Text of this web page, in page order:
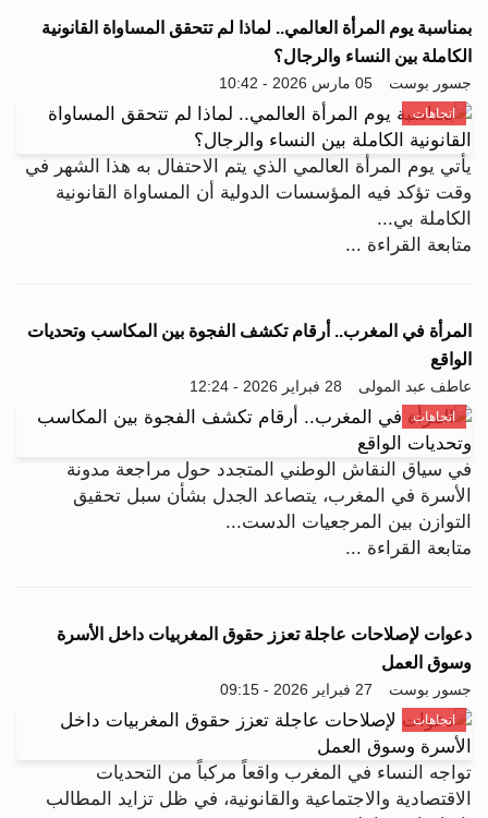
بمناسبة يوم المرأة العالمي.. لماذا لم تتحقق المساواة القانونية
الكاملة بين النساء والرجال؟
جسور بوست 05 مارس 2026 - 10:42
اتجاهات
يأتي يوم المرأة العالمي الذي يتم الاحتفال به هذا الشهر في
وقت تؤكد فيه المؤسسات الدولية أن المساواة القانونية
الكاملة بي...
متابعة القراءة ...
المرأة في المغرب.. أرقام تكشف الفجوة بين المكاسب وتحديات
الواقع
عاطف عبد المولى 28 فبراير 2026 - 12:24
اتجاهات
في سياق النقاش الوطني المتجدد حول مراجعة مدونة
الأسرة في المغرب، يتصاعد الجدل بشأن سبل تحقيق
التوازن بين المرجعيات الدست...
متابعة القراءة ...
دعوات لإصلاحات عاجلة تعزز حقوق المغربيات داخل الأسرة
وسوق العمل
جسور بوست 27 فبراير 2026 - 09:15
اتجاهات
تواجه النساء في المغرب واقعاً مركباً من التحديات
الاقتصادية والاجتماعية والقانونية، في ظل تزايد المطالب